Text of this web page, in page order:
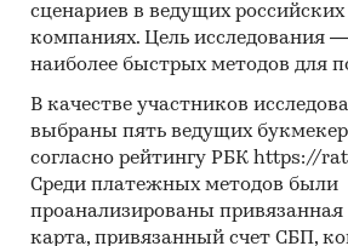
сценариев в ведущих
компаниях. Цель исследования
наиболее быстрых методов для
В качестве участников
выбраны пять ведущих
согласно рейтингу РБК https://
Среди платежных методов были
проанализированы привязанная
карта, привязанный счет СБП,